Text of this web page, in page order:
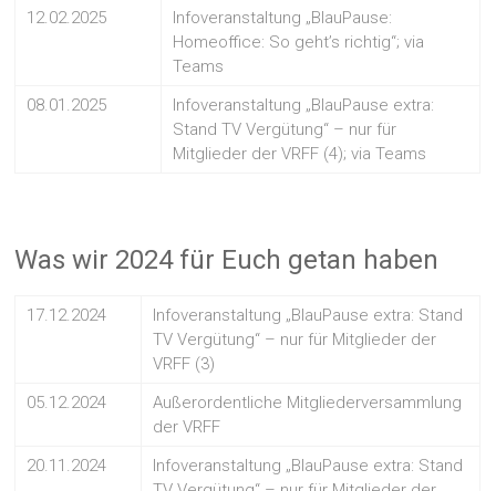
12.02.2025
Infoveranstaltung „BlauPause:
Homeoffice: So geht’s richtig“; via
Teams
08.01.2025
Infoveranstaltung „BlauPause extra:
Stand TV Vergütung“ – nur für
Mitglieder der VRFF (4); via Teams
Was wir 2024 für Euch getan haben
17.12.2024
Infoveranstaltung „BlauPause extra: Stand
TV Vergütung“ – nur für Mitglieder der
VRFF (3)
05.12.2024
Außerordentliche Mitgliederversammlung
der VRFF
20.11.2024
Infoveranstaltung „BlauPause extra: Stand